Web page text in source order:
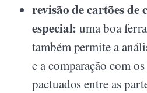
revisão de cartões de
especial: uma boa
também permite a
e a comparação com
pactuados entre as